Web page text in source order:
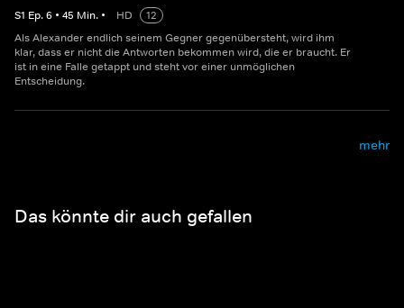
S1 Ep.6 • 45 Min. • HD
12
Als Alexander endlich seinem Gegner gegenübersteht, wird ihm
klar, dass er nicht die Antworten bekommen wird, die er braucht. Er
ist in eine Falle getappt und steht vor einer unmöglichen
Entscheidung.
mehr
Das könnte dir auch gefallen